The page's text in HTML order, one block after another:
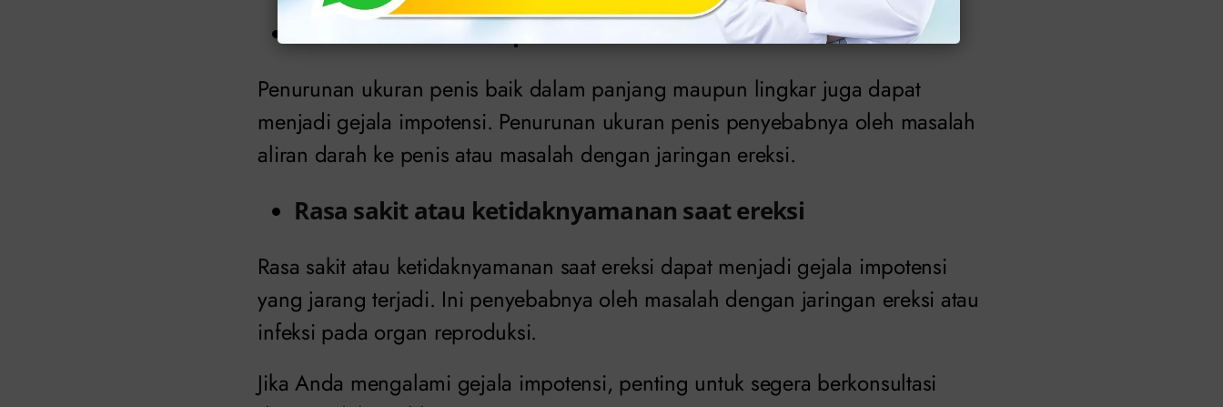
Penurunan ukuran penis
Penurunan ukuran penis baik dalam panjang maupun lingkar juga dapat
menjadi gejala impotensi. Penurunan ukuran penis penyebabnya oleh masalah
aliran darah ke penis atau masalah dengan jaringan ereksi.
Rasa sakit atau ketidaknyamanan saat ereksi
Rasa sakit atau ketidaknyamanan saat ereksi dapat menjadi gejala impotensi
yang jarang terjadi. Ini penyebabnya oleh masalah dengan jaringan ereksi atau
infeksi pada organ reproduksi.
Jika Anda mengalami gejala impotensi, penting untuk segera berkonsultasi